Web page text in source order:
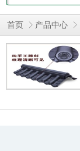
首页 产品中心